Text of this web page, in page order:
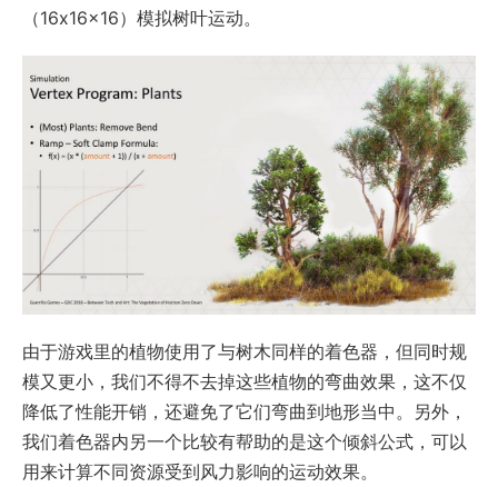
（16x16x16）模拟树叶运动。
由于游戏里的植物使用了与树木同样的着色器，但同时规
模又更小，我们不得不去掉这些植物的弯曲效果，这不仅
降低了性能开销，还避免了它们弯曲到地形当中。另外，
我们着色器内另一个比较有帮助的是这个倾斜公式，可以
用来计算不同资源受到风力影响的运动效果。